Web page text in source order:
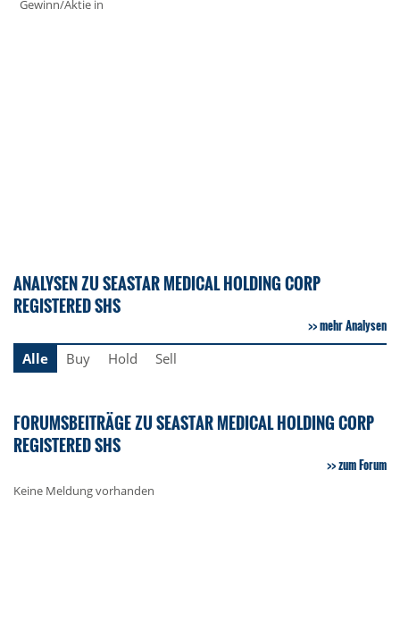
Gewinn/Aktie in
ANALYSEN ZU SEASTAR MEDICAL HOLDING CORP
REGISTERED SHS
mehr Analysen
Alle
Buy Hold Sell
FORUMSBEITRÄGE ZU SEASTAR MEDICAL HOLDING CORP
REGISTERED SHS
zum Forum
Keine Meldung vorhanden